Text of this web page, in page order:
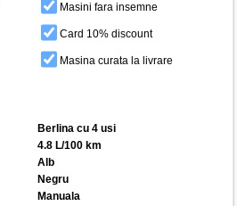
Berlina cu 4 usi
4.8 L/100 km
Alb
Negru
Manuala
Masini fara insemne
Card 10% discount
Masina curata la livrare